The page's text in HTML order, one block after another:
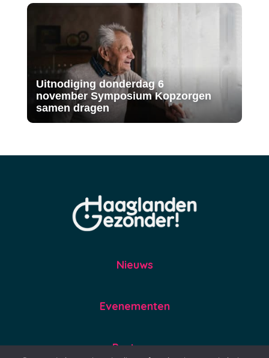
Uitnodiging donderdag 6
november Symposium Kopzorgen
samen dragen
Nieuws
Evenementen
Partners